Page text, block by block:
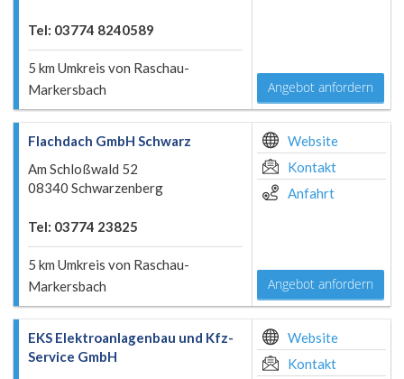
Tel: 03774 8240589
5 km Umkreis von Raschau-
Markersbach
Angebot anfordern
Flachdach GmbH Schwarz
Am Schloßwald 52
08340 Schwarzenberg
Tel: 03774 23825
5 km Umkreis von Raschau-
Markersbach
Website
Kontakt
Anfahrt
Angebot anfordern
EKS Elektroanlagenbau und Kfz-
Service GmbH
Website
Kontakt